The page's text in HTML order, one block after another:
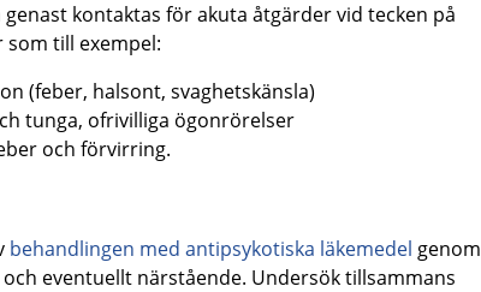
genast kontaktas för akuta åtgärder vid tecken på
till exempel:
(feber, halsont, svaghetskänsla)
tunga, ofrivilliga ögonrörelser
och förvirring.
behandlingen med antipsykotiska läkemedel genom
eventuellt närstående. Undersök tillsammans